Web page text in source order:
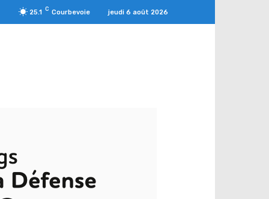
25.1 C Courbevoie jeudi 6 août 2026